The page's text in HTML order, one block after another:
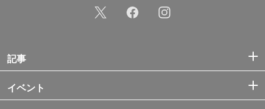
記事
イベント